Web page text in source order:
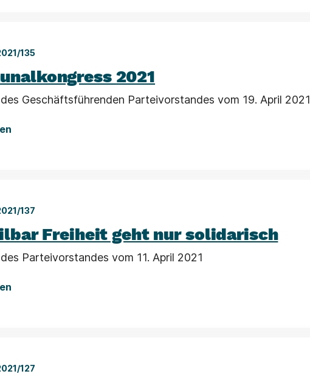
135
2021
Geschäftsführenden Parteivorstandes vom 19. April 2021
137
Freiheit geht nur solidarisch
Parteivorstandes vom 11. April 2021
127